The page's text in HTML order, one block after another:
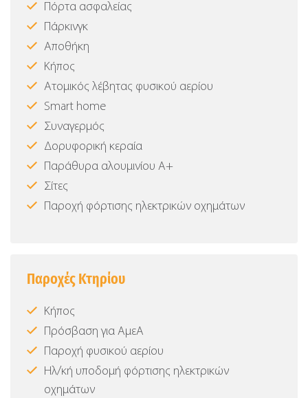
Πόρτα ασφαλείας
Πάρκινγκ
Αποθήκη
Κήπος
Ατομικός λέβητας φυσικού αερίου
Smart home
Συναγερμός
Δορυφορική κεραία
Παράθυρα αλουμινίου Α+
Σίτες
Παροχή φόρτισης ηλεκτρικών οχημάτων
Παροχές Κτηρίου
Κήπος
Πρόσβαση για ΑμεΑ
Παροχή φυσικού αερίου
Ηλ/κή υποδομή φόρτισης ηλεκτρικών
οχημάτων